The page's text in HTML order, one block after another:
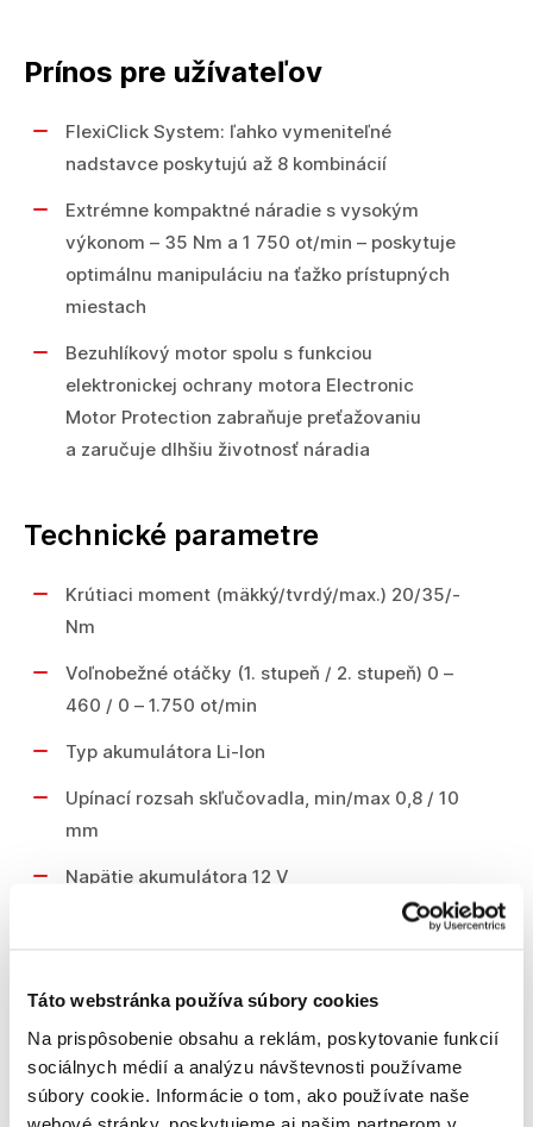
Táto webstránka používa súbory cookies
Na prispôsobenie obsahu a reklám, poskytovanie funkcií
sociálnych médií a analýzu návštevnosti používame
súbory cookie. Informácie o tom, ako používate naše
webové stránky, poskytujeme aj našim partnerom v
Prínos pre užívateľov
FlexiClick System: ľahko vymeniteľné
nadstavce poskytujú až 8 kombinácií
Extrémne kompaktné náradie s vysokým
výkonom – 35 Nm a 1 750 ot/min – poskytuje
optimálnu manipuláciu na ťažko prístupných
miestach
Bezuhlíkový motor spolu s funkciou
elektronickej ochrany motora Electronic
Motor Protection zabraňuje preťažovaniu
a zaručuje dlhšiu životnosť náradia
Technické parametre
Krútiaci moment (mäkký/tvrdý/max.) 20/35/-
Nm
Voľnobežné otáčky (1. stupeň / 2. stupeň) 0 –
460 / 0 – 1.750 ot/min
Typ akumulátora Li-Ion
Upínací rozsah skľučovadla, min/max 0,8 / 10
mm
Napätie akumulátora 12 V
Rozmery náradia (dĺžka) 115 mm
Čas nabíjania (80 %/100 %) pribl. 36/50 min
[3,0 Ah]